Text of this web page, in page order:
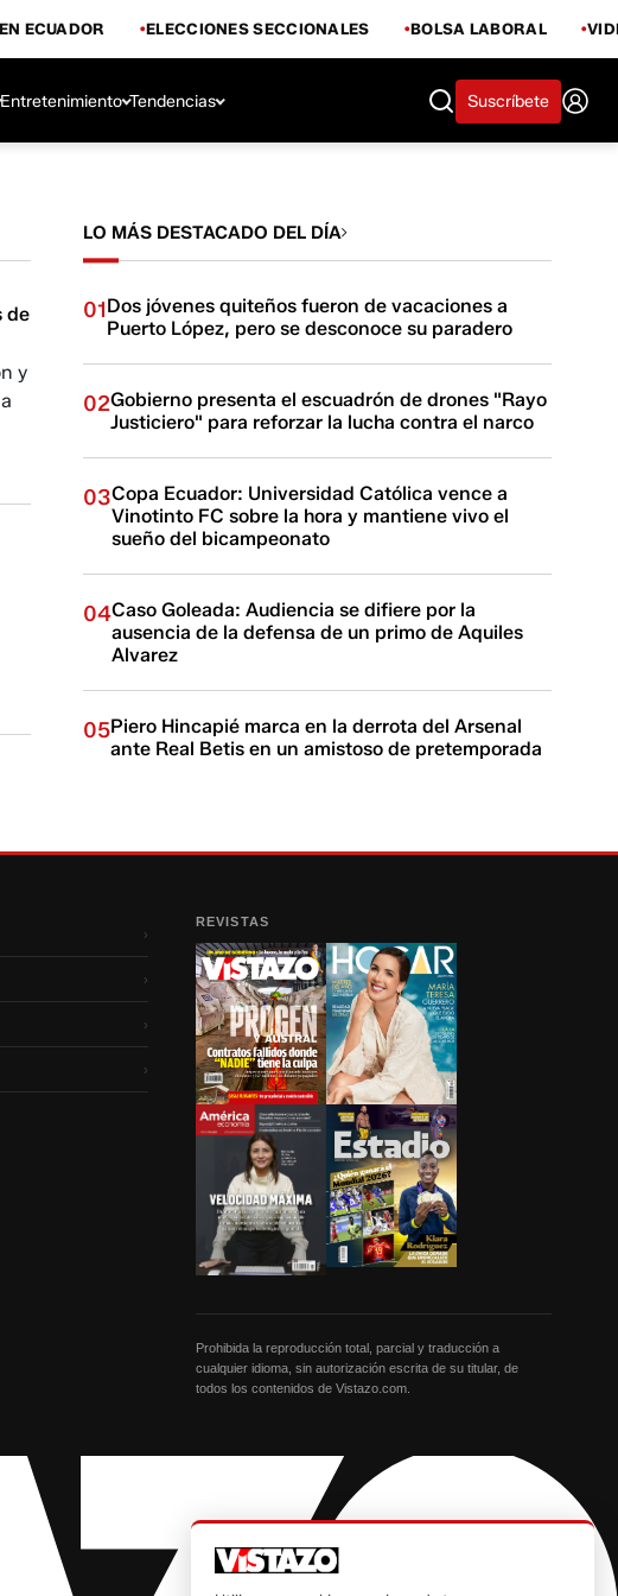
ECUADOR ELECCIONES SECCIONALES BOLSA LABORAL
Entretenimiento Tendencias Suscríbete
de
y
LO MÁS DESTACADO DEL DÍA
01Dos jóvenes quiteños fueron de vacaciones a
Puerto López, pero se desconoce su paradero
02Gobierno presenta el escuadrón de drones "Rayo
Justiciero" para reforzar la lucha contra el narco
03Copa Ecuador: Universidad Católica vence a
Vinotinto FC sobre la hora y mantiene vivo el
sueño del bicampeonato
04Caso Goleada: Audiencia se difiere por la
ausencia de la defensa de un primo de Aquiles
Alvarez
05Piero Hincapié marca en la derrota del Arsenal
ante Real Betis en un amistoso de pretemporada
›
›
›
›
REVISTAS
Prohibida la reproducción total, parcial y traducción a
cualquier idioma, sin autorización escrita de su titular, de
todos los contenidos de Vistazo.com.